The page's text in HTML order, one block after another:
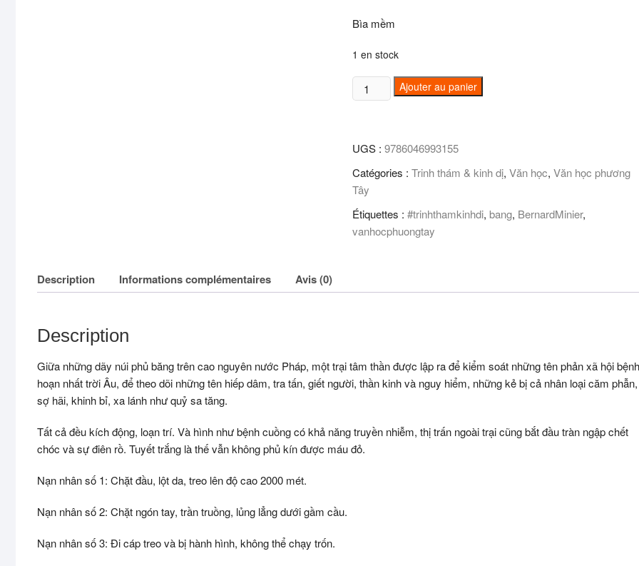
Bìa mềm
1 en stock
quantité
de
Ajouter au panier
UGS : 9786046993155
Catégories : Trinh thám & kinh dị, Văn học, Văn học phương
Tây
Étiquettes : #trinhthamkinhdi, bang, BernardMinier,
vanhocphuongtay
Description Informations complémentaires Avis (0)
Description
Giữa những dãy núi phủ băng trên cao nguyên nước Pháp, một trại tâm thần được lập ra để kiểm soát những tên phản xã hội bệnh
hoạn nhất trời Âu, để theo dõi những tên hiếp dâm, tra tấn, giết người, thần kinh và nguy hiểm, những kẻ bị cả nhân loại căm phẫn,
sợ hãi, khinh bỉ, xa lánh như quỷ sa tăng.
Tất cả đều kích động, loạn trí. Và hình như bệnh cuồng có khả năng truyền nhiễm, thị trấn ngoài trại cũng bắt đầu tràn ngập chết
chóc và sự điên rồ. Tuyết trắng là thế vẫn không phủ kín được máu đỏ.
Nạn nhân số 1: Chặt đầu, lột da, treo lên độ cao 2000 mét.
Nạn nhân số 2: Chặt ngón tay, trần truồng, lủng lẳng dưới gầm cầu.
Nạn nhân số 3: Đi cáp treo và bị hành hình, không thể chạy trốn.